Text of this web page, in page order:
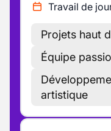
Travail de
Projets haut
Équipe
artistique